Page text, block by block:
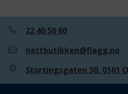
22 40 50 60
nettbutikken@flagg.no
Stortingsgaten 30, 0161